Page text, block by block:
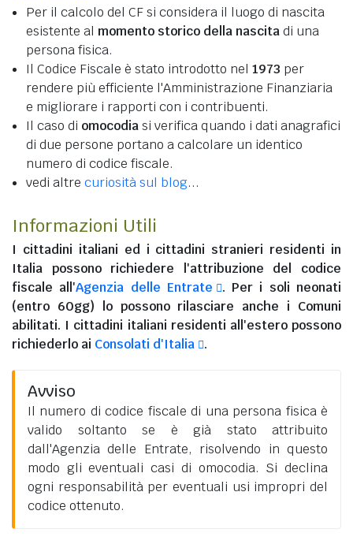
Per il calcolo del CF si considera il luogo di nascita
esistente al momento storico della nascitadi una
persona fisica.
Il Codice Fiscale è stato introdotto nel 1973 per
rendere più efficiente l'Amministrazione Finanziaria
e migliorare i rapporti con i contribuenti.
Il caso di omocodiasi verifica quando i dati anagrafici
di due persone portano a calcolare un identico
numero di codice fiscale.
vedi altre curiosità sul blog...
Informazioni Utili
I cittadini italiani ed i cittadini stranieri residenti in
Italia possono richiedere l'attribuzione del codice
fiscale all'Agenzia delle Entrate
. Per i soli neonati
(entro 60gg) lo possono rilasciare anche i Comuni
abilitati. I cittadini italiani residenti all'esteropossono
richiederlo ai Consolati d'Italia .
Avviso
Il numero di codice fiscale di una persona fisica è
valido soltanto se è già stato attribuito
dall'Agenzia delle Entrate, risolvendo in questo
modo gli eventuali casi di omocodia. Si declina
ogni responsabilità per eventuali usi impropri del
codice ottenuto.